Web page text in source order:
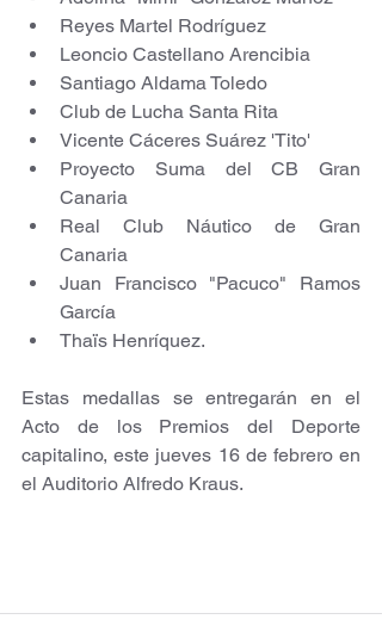
Reyes Martel Rodríguez
Leoncio Castellano Arencibia
Santiago Aldama Toledo
Club de Lucha Santa Rita
Vicente Cáceres Suárez 'Tito'
Proyecto Suma del CB Gran
Canaria
Real Club Náutico de Gran
Canaria
Juan Francisco "Pacuco" Ramos
García
Thaïs Henríquez.
Estas medallas se entregarán en el
Acto de los Premios del Deporte
capitalino, este jueves 16 de febrero en
el Auditorio Alfredo Kraus.